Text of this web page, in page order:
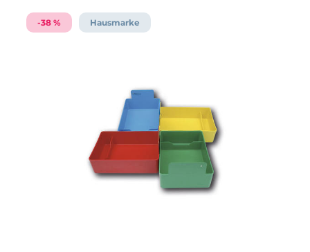
-38 % Hausmarke